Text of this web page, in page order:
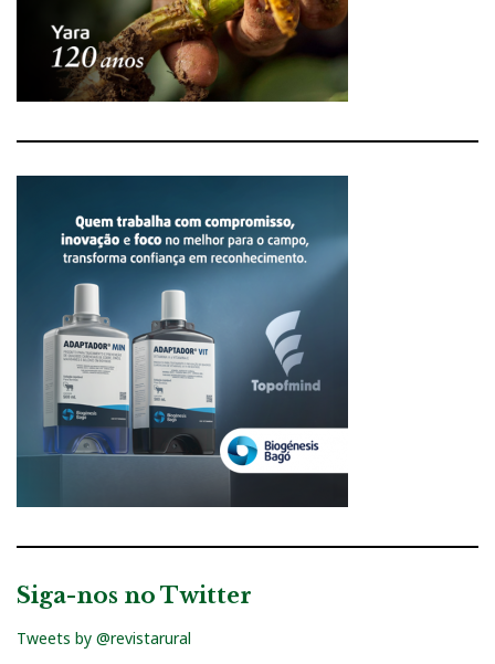
Siga-nos no Twitter
Tweets by @revistarural